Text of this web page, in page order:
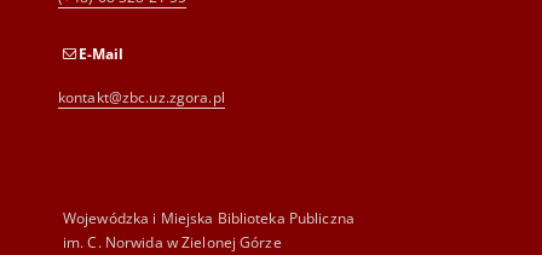
E-Mail
kontakt@zbc.uz.zgora.pl
Wojewódzka i Miejska Biblioteka Publiczna
im. C. Norwida w Zielonej Górze